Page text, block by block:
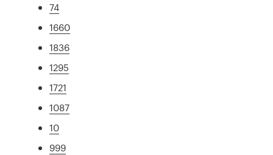
74
1660
1836
1295
1721
1087
10
999